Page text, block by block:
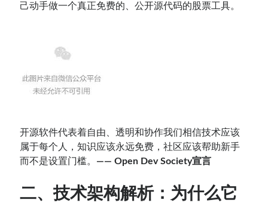
己动手做一个真正免费的、公开源代码的股票工具。
开源软件代表着自由、透明和协作我们相信技术应该
属于每个人，知识应该永远免费，社区应该帮助新手
而不是设置门槛。 —— Open Dev Society宣言
二、技术架构解析：为什么它